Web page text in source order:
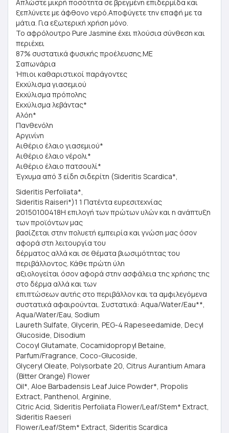
Απλώστε μικρή ποσότητα σε βρεγμένη επιδερμίδα και
ξεπλύνετε με άφθονο νερό.Αποφύγετε την επαφή με τα
μάτια. Για εξωτερική χρήση μόνο.
Το αφρόλουτρο Pure Jasmine έχει πλούσια σύνθεση και
περιέχει
87% συστατικά φυσικής προέλευσης.ΜΕ
Σαπωνάρια
Ήπιοι καθαριστικοί παράγοντες
Εκχύλισμα γιασεμιού
Εκχύλισμα πρόπολης
Εκχύλισμα λεβάντας*
Αλόη*
Πανθενόλη
Αργινίνη
Αιθέριο έλαιο γιασεμιού*
Αιθέριο έλαιο νέρολι*
Αιθέριο έλαιο πατσουλί*
Έγχυμα από 3 είδη σιδερίτη (Sideritis Scardica*,
Sideritis Perfoliata*,
Sideritis Raiseri*)1 1 Πατέντα ευρεσιτεχνίας
20150100418Η επιλογή των πρώτων υλών και η ανάπτυξη
των προϊόντων μας
βασίζεται στην πολυετή εμπειρία και γνώση μας όσον
αφορά στη λειτουργία του
δέρματος αλλά και σε θέματα βιωσιμότητας του
περιβάλλοντος. Κάθε πρώτη ύλη
αξιολογείται όσον αφορά στην ασφάλεια της χρήσης της
στο δέρμα αλλά και των
επιπτώσεων αυτής στο περιβάλλον και τα αμφιλεγόμενα
συστατικά αφαιρούνται. Συστατικά: Aqua/Water/Eau**,
Aqua/Water/Eau, Sodium
Laureth Sulfate, Glycerin, PEG-4 Rapeseedamide, Decyl
Glucoside, Disodium
Cocoyl Glutamate, Cocamidopropyl Betaine,
Parfum/Fragrance, Coco-Glucoside,
Glyceryl Oleate, Polysorbate 20, Citrus Aurantium Amara
(Bitter Orange) Flower
Oil*, Aloe Barbadensis Leaf Juice Powder*, Propolis
Extract, Panthenol, Arginine,
Citric Acid, Sideritis Perfoliata Flower/Leaf/Stem* Extract,
Sideritis Raeseri
Flower/Leaf/Stem* Extract, Sideritis Scardica